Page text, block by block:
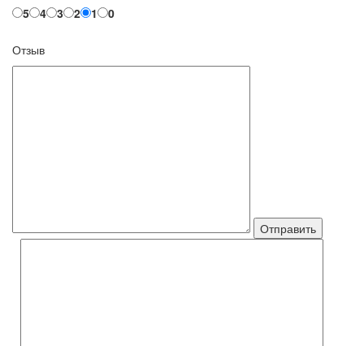
5 4 3 2 1 0
Отзыв